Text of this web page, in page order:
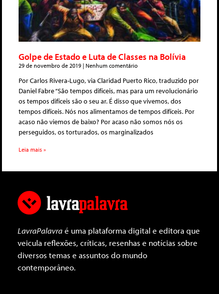
Golpe de Estado e Luta de Classes na Bolívia
29 de novembro de 2019 Nenhum comentário
Por Carlos Rivera-Lugo, via Claridad Puerto Rico, traduzido por
Daniel Fabre “São tempos difíceis, mas para um revolucionário
os tempos difíceis são o seu ar. É disso que vivemos, dos
tempos difíceis. Nós nos alimentamos de tempos difíceis. Por
acaso não viemos de baixo? Por acaso não somos nós os
perseguidos, os torturados, os marginalizados
Leia mais »
LavraPalavraé uma plataforma digital e editora que
veicula reflexões, críticas, resenhas e notícias sobre
diversos temas e assuntos do mundo
contemporâneo.